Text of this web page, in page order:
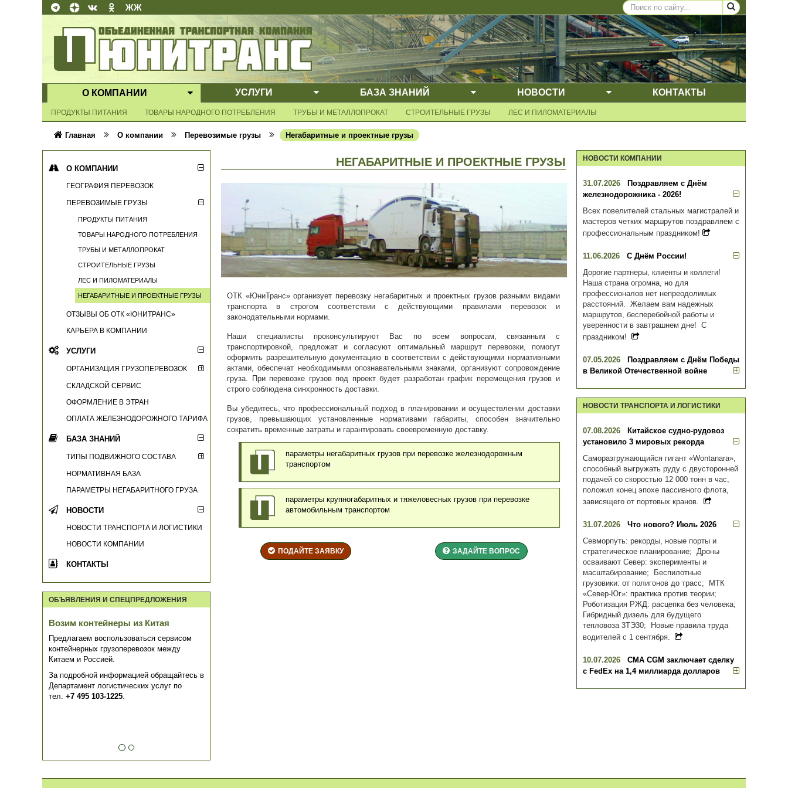
ЖЖ
О КОМПАНИИ
ВЫПАДАЮЩЕЕ МЕНЮ
УСЛУГИ
ВЫПАДАЮЩЕЕ МЕНЮ
БАЗА ЗНАНИЙ
ВЫПАДАЮЩЕЕ МЕНЮ
НОВОСТИ
ВЫПАДАЮЩЕЕ МЕНЮ
КОНТАКТЫ
ПРОДУКТЫ ПИТАНИЯ ТОВАРЫ НАРОДНОГО ПОТРЕБЛЕНИЯ ТРУБЫ И МЕТАЛЛОПРОКАТ СТРОИТЕЛЬНЫЕ ГРУЗЫ ЛЕС И ПИЛОМАТЕРИАЛЫ
НЕГАБАРИТНЫЕ И ПРОЕКТНЫЕ ГРУЗЫ
Главная О компании Перевозимые грузы Негабаритные и проектные грузы
НЕГАБАРИТНЫЕ И ПРОЕКТНЫЕ ГРУЗЫ
ОТК «ЮниТранс» организует перевозку негабаритных и проектных грузов разными видами
транспорта в строгом соответствии с действующими правилами перевозок и
законодательными нормами.
Наши специалисты проконсультируют Вас по всем вопросам, связанным с
транспортировкой, предложат и согласуют оптимальный маршрут перевозки, помогут
оформить разрешительную документацию в соответствии с действующими нормативными
актами, обеспечат необходимыми опознавательными знаками, организуют сопровождение
груза. При перевозке грузов под проект будет разработан график перемещения грузов и
строго соблюдена синхронность доставки.
Вы убедитесь, что профессиональный подход в планировании и осуществлении доставки
грузов, превышающих установленные нормативами габариты, способен значительно
сократить временные затраты и гарантировать своевременную доставку.
параметры негабаритных грузов при перевозке железнодорожным
транспортом
параметры крупногабаритных и тяжеловесных грузов при перевозке
автомобильным транспортом
ПОДАЙТЕ ЗАЯВКУ ЗАДАЙТЕ ВОПРОС
НОВОСТИ КОМПАНИИ
31.07.2026
Поздравляем с Днём
железнодорожника - 2026!
Всех повелителей стальных магистралей и
мастеров четких маршрутов поздравляем с
профессиональным праздником!
11.06.2026
С Днём России!
Дорогие партнеры, клиенты и коллеги!
Наша страна огромна, но для
профессионалов нет непреодолимых
расстояний. Желаем вам надежных
маршрутов, бесперебойной работы и
уверенности в завтрашнем дне! С
праздником!
07.05.2026
Поздравляем с Днём Победы
в Великой Отечественной войне
НОВОСТИ ТРАНСПОРТА И ЛОГИСТИКИ
07.08.2026
Китайское судно-рудовоз
установило 3 мировых рекорда
Саморазгружающийся гигант «Wontanara»,
способный выгружать руду с двусторонней
подачей со скоростью 12 000 тонн в час,
положил конец эпохе пассивного флота,
зависящего от портовых кранов.
31.07.2026
Что нового? Июль 2026
Севморпуть: рекорды, новые порты и
стратегическое планирование; Дроны
осваивают Север: эксперименты и
масштабирование; Беспилотные
грузовики: от полигонов до трасс; МТК
«Север-Юг»: практика против теории;
Роботизация РЖД: расцепка без человека;
Гибридный дизель для будущего
тепловоза 3ТЭ30; Новые правила труда
водителей с 1 сентября.
10.07.2026
CMA CGM заключает сделку
с FedEx на 1,4 миллиарда долларов
О КОМПАНИИ
ГЕОГРАФИЯ ПЕРЕВОЗОК
ПЕРЕВОЗИМЫЕ ГРУЗЫ
ПРОДУКТЫ ПИТАНИЯ
ТОВАРЫ НАРОДНОГО ПОТРЕБЛЕНИЯ
ТРУБЫ И МЕТАЛЛОПРОКАТ
СТРОИТЕЛЬНЫЕ ГРУЗЫ
ЛЕС И ПИЛОМАТЕРИАЛЫ
НЕГАБАРИТНЫЕ И ПРОЕКТНЫЕ ГРУЗЫ
ОТЗЫВЫ ОБ ОТК «ЮНИТРАНС»
КАРЬЕРА В КОМПАНИИ
УСЛУГИ
ОРГАНИЗАЦИЯ ГРУЗОПЕРЕВОЗОК
СКЛАДСКОЙ СЕРВИС
ОФОРМЛЕНИЕ В ЭТРАН
ОПЛАТА ЖЕЛЕЗНОДОРОЖНОГО ТАРИФА
БАЗА ЗНАНИЙ
ТИПЫ ПОДВИЖНОГО СОСТАВА
НОРМАТИВНАЯ БАЗА
ПАРАМЕТРЫ НЕГАБАРИТНОГО ГРУЗА
НОВОСТИ
НОВОСТИ ТРАНСПОРТА И ЛОГИСТИКИ
НОВОСТИ КОМПАНИИ
КОНТАКТЫ
ОБЪЯВЛЕНИЯ И СПЕЦПРЕДЛОЖЕНИЯ
Возим контейнеры из Китая
Предлагаем воспользоваться сервисом
контейнерных грузоперевозок между
Китаем и Россией.
За подробной информацией обращайтесь в
Департамент логистических услуг по
тел. +7 495 103-1225.